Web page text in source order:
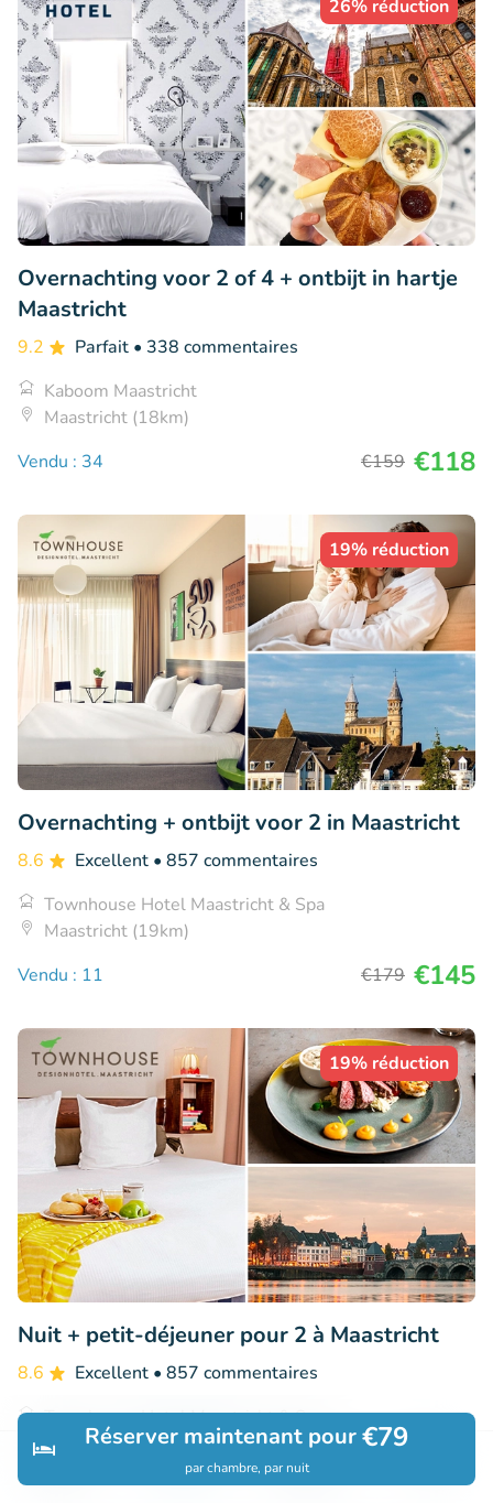
Rechercher Réservations
Réserver maintenant pour€79
par chambre, par nuit
26% réduction
Overnachting voor 2 of 4 + ontbijt in hartje
Maastricht
9.2 Parfait • 338 commentaires
Kaboom Maastricht
Maastricht (18km)
Vendu : 34
€159 €118
19% réduction
Overnachting + ontbijt voor 2 in Maastricht
8.6 Excellent • 857 commentaires
Townhouse Hotel Maastricht & Spa
Maastricht (19km)
Vendu : 11
€179 €145
19% réduction
Nuit + petit-déjeuner pour 2 à Maastricht
8.6 Excellent • 857 commentaires
Townhouse Hotel Maastricht & Spa
Maastricht (19km)
Vendu : 5
€179 €145